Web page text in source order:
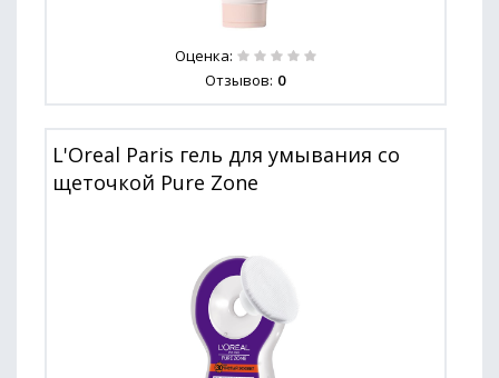
Оценка:
Отзывов: 0
L'Oreal Paris гель для умывания со
щеточкой Pure Zone